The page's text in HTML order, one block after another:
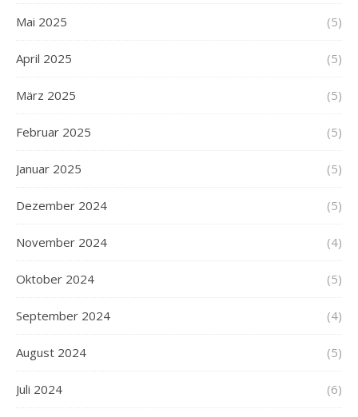
Mai 2025 (5)
April 2025 (5)
März 2025 (5)
Februar 2025 (5)
Januar 2025 (5)
Dezember 2024 (5)
November 2024 (4)
Oktober 2024 (5)
September 2024 (4)
August 2024 (5)
Juli 2024 (6)